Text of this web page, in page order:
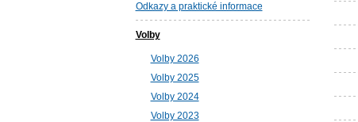
Odkazy a praktické informace
Volby
Volby 2026
Volby 2025
Volby 2024
Volby 2023